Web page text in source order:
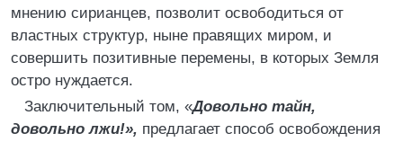
мнению сирианцев, позволит освободиться от
властных структур, ныне правящих миром, и
совершить позитивные перемены, в которых Земля
остро нуждается.
Заключительный том, «Довольно тайн,
довольно лжи!», предлагает способ освобождения